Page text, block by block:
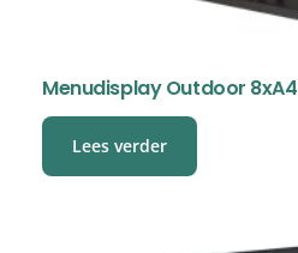
Menudisplay Outdoor 8xA4
Lees verder